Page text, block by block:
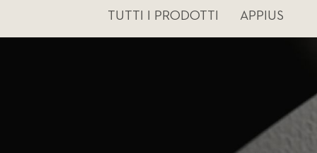
TUTTI I PRODOTTI APPIUS